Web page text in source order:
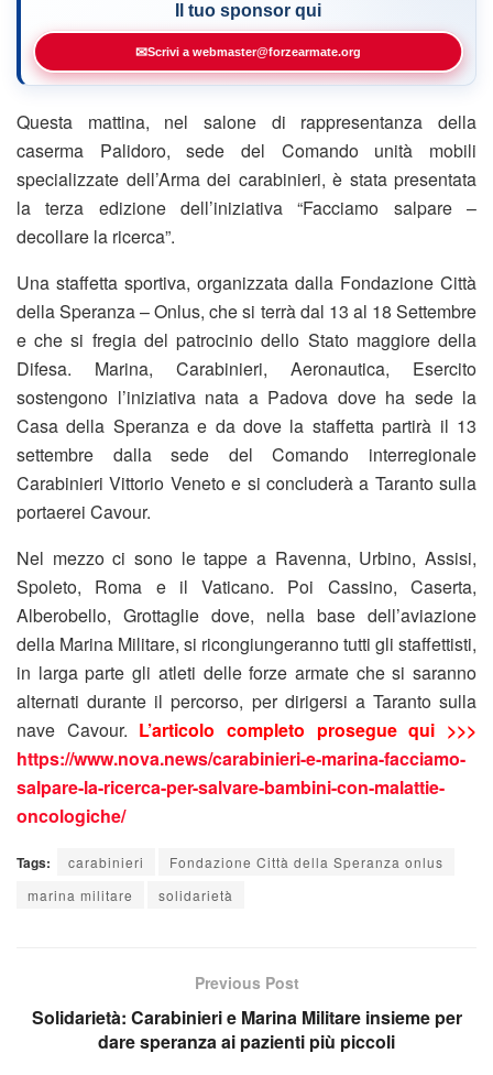
Il tuo sponsor qui
✉Scrivi a webmaster@forzearmate.org
Questa mattina, nel salone di rappresentanza della
caserma Palidoro, sede del Comando unità mobili
specializzate dell’Arma dei carabinieri, è stata presentata
la terza edizione dell’iniziativa “Facciamo salpare –
decollare la ricerca”.
Una staffetta sportiva, organizzata dalla Fondazione Città
della Speranza – Onlus, che si terrà dal 13 al 18 Settembre
e che si fregia del patrocinio dello Stato maggiore della
Difesa. Marina, Carabinieri, Aeronautica, Esercito
sostengono l’iniziativa nata a Padova dove ha sede la
Casa della Speranza e da dove la staffetta partirà il 13
settembre dalla sede del Comando interregionale
Carabinieri Vittorio Veneto e si concluderà a Taranto sulla
portaerei Cavour.
Nel mezzo ci sono le tappe a Ravenna, Urbino, Assisi,
Spoleto, Roma e il Vaticano. Poi Cassino, Caserta,
Alberobello, Grottaglie dove, nella base dell’aviazione
della Marina Militare, si ricongiungeranno tutti gli staffettisti,
in larga parte gli atleti delle forze armate che si saranno
alternati durante il percorso, per dirigersi a Taranto sulla
nave Cavour. L’articolo completo prosegue qui >>>
https://www.nova.news/carabinieri-e-marina-facciamo-
salpare-la-ricerca-per-salvare-bambini-con-malattie-
oncologiche/
Tags: carabinieri
Fondazione Città della Speranza onlus
marina militare
solidarietà
Previous Post
Solidarietà: Carabinieri e Marina Militare insieme per
dare speranza ai pazienti più piccoli